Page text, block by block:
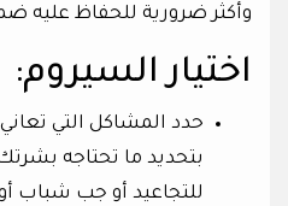
وأكثر ضرورية للحفاظ عليه
اختيار السيروم:
حدد المشاكل التي
بتحديد ما تحتاجه
للتجاعيد أو جب شباب